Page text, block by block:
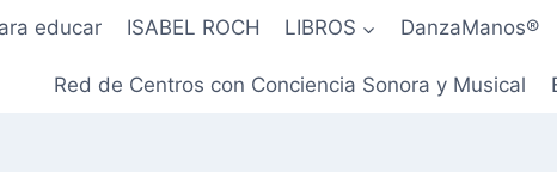
educar ISABEL ROCH LIBROS DanzaManos®
Red de Centros con Conciencia Sonora y Musical